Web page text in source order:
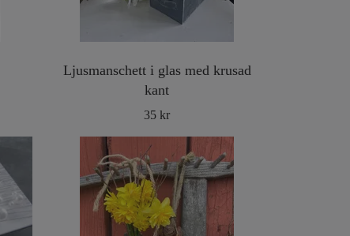
Ljusmanschett i glas med krusad
kant
35 kr